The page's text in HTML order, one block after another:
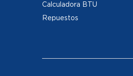
Calculadora BTU
Repuestos